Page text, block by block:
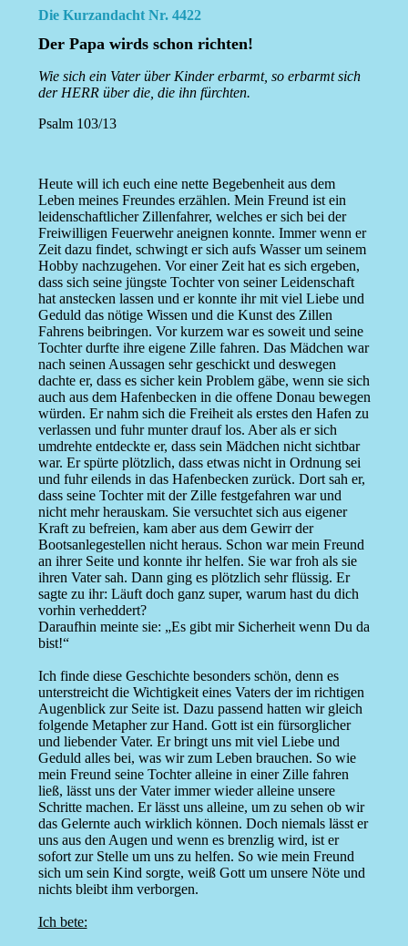
Die Kurzandacht Nr. 4422
Der Papa wirds schon richten!
Wie sich ein Vater über Kinder erbarmt, so erbarmt sich
der HERR über die, die ihn fürchten.
Psalm 103/13
Heute will ich euch eine nette Begebenheit aus dem
Leben meines Freundes erzählen. Mein Freund ist ein
leidenschaftlicher Zillenfahrer, welches er sich bei der
Freiwilligen Feuerwehr aneignen konnte. Immer wenn er
Zeit dazu findet, schwingt er sich aufs Wasser um seinem
Hobby nachzugehen. Vor einer Zeit hat es sich ergeben,
dass sich seine jüngste Tochter von seiner Leidenschaft
hat anstecken lassen und er konnte ihr mit viel Liebe und
Geduld das nötige Wissen und die Kunst des Zillen
Fahrens beibringen. Vor kurzem war es soweit und seine
Tochter durfte ihre eigene Zille fahren. Das Mädchen war
nach seinen Aussagen sehr geschickt und deswegen
dachte er, dass es sicher kein Problem gäbe, wenn sie sich
auch aus dem Hafenbecken in die offene Donau bewegen
würden. Er nahm sich die Freiheit als erstes den Hafen zu
verlassen und fuhr munter drauf los. Aber als er sich
umdrehte entdeckte er, dass sein Mädchen nicht sichtbar
war. Er spürte plötzlich, dass etwas nicht in Ordnung sei
und fuhr eilends in das Hafenbecken zurück. Dort sah er,
dass seine Tochter mit der Zille festgefahren war und
nicht mehr herauskam. Sie versuchtet sich aus eigener
Kraft zu befreien, kam aber aus dem Gewirr der
Bootsanlegestellen nicht heraus. Schon war mein Freund
an ihrer Seite und konnte ihr helfen. Sie war froh als sie
ihren Vater sah. Dann ging es plötzlich sehr flüssig. Er
sagte zu ihr: Läuft doch ganz super, warum hast du dich
vorhin verheddert?
Daraufhin meinte sie: „Es gibt mir Sicherheit wenn Du da
bist!“
Ich finde diese Geschichte besonders schön, denn es
unterstreicht die Wichtigkeit eines Vaters der im richtigen
Augenblick zur Seite ist. Dazu passend hatten wir gleich
folgende Metapher zur Hand. Gott ist ein fürsorglicher
und liebender Vater. Er bringt uns mit viel Liebe und
Geduld alles bei, was wir zum Leben brauchen. So wie
mein Freund seine Tochter alleine in einer Zille fahren
ließ, lässt uns der Vater immer wieder alleine unsere
Schritte machen. Er lässt uns alleine, um zu sehen ob wir
das Gelernte auch wirklich können. Doch niemals lässt er
uns aus den Augen und wenn es brenzlig wird, ist er
sofort zur Stelle um uns zu helfen. So wie mein Freund
sich um sein Kind sorgte, weiß Gott um unsere Nöte und
nichts bleibt ihm verborgen.
Ich bete: